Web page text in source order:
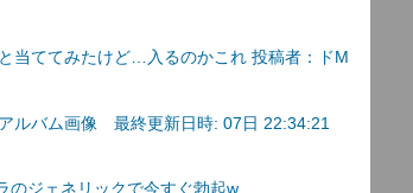
当ててみたけど…入るのかこれ 投稿者：ドM
ルバム画像 最終更新日時: 07日 22:34:21